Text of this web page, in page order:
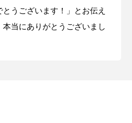
うございます！」とお伝え
本当にありがとうございまし